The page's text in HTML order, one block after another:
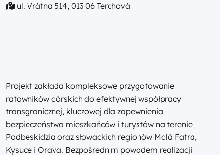
ul. Vrátna 514, 013 06 Terchová
Projekt zakłada kompleksowe przygotowanie
ratowników górskich do efektywnej współpracy
transgranicznej, kluczowej dla zapewnienia
bezpieczeństwa mieszkańców i turystów na terenie
Podbeskidzia oraz słowackich regionów Malá Fatra,
Kysuce i Orava. Bezpośrednim powodem realizacji